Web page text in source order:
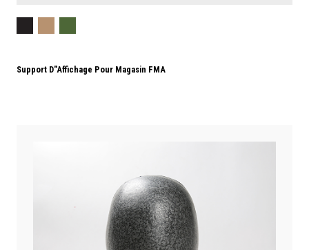
Support D"affichage Pour Magasin FMA